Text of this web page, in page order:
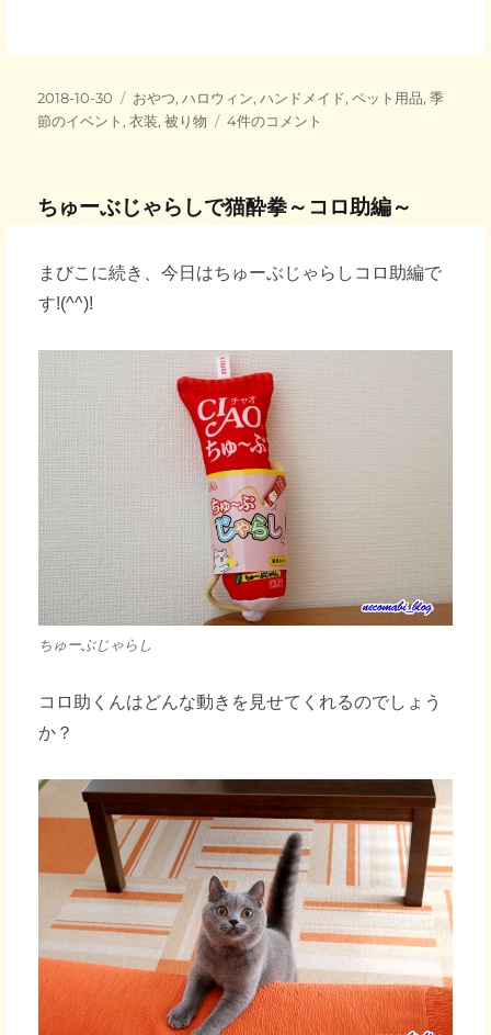
c
e
b
k
tt
er
e
a
ck
et
投
稿
2018-10-30
カ
テ
おやつ,ハロウィン,ハンドメイド,ペット用品,季
節のイベント ,衣装,被り物
ハ
ハ
ィ
～
お
や
つ
を
ら
っ
て
ご
満
悦
な
コ
4件のコメント
ちゅーぶじゃらしで猫酔拳～コロ助編～
まびこに続き、今日はちゅーぶじゃらしコロ助編で
す!(^^)!
ちゅーぶじゃらし
コロ助くんはどんな動きを見せてくれるのでしょう
か？